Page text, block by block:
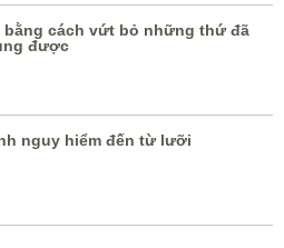
bằng cách vứt bỏ những thứ đã
được
nguy hiểm đến từ lưỡi